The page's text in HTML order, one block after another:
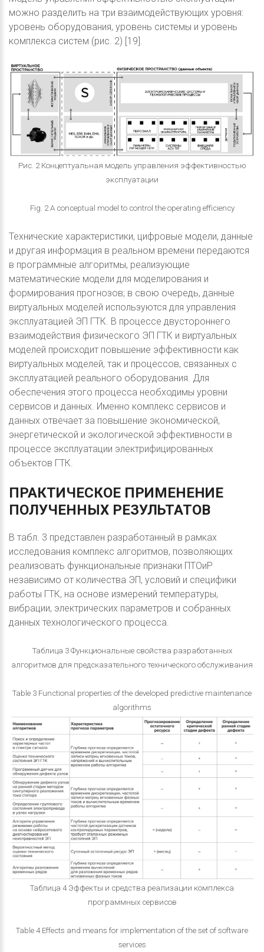
можно разделить на три взаимодействующих уровня:
уровень оборудования, уровень системы и уровень
комплекса систем (рис. 2) [19].
Рис. 2 Концептуальная модель управления эффективностью
эксплуатации
Fig. 2 A conceptual model to control the operating efficiency
Технические характеристики, цифровые модели, данные
и другая информация в реальном времени передаются
в программные алгоритмы, реализующие
математические модели для моделирования и
формирования прогнозов; в свою очередь, данные
виртуальных моделей используются для управления
эксплуатацией ЭП ГТК. В процессе двустороннего
взаимодействия физического ЭП ГТК и виртуальных
моделей происходит повышение эффективности как
виртуальных моделей, так и процессов, связанных с
эксплуатацией реального оборудования. Для
обеспечения этого процесса необходимы уровни
сервисов и данных. Именно комплекс сервисов и
данных отвечает за повышение экономической,
энергетической и экологической эффективности в
процессе эксплуатации электрифицированных
объектов ГТК.
ПРАКТИЧЕСКОЕ ПРИМЕНЕНИЕ
ПОЛУЧЕННЫХ РЕЗУЛЬТАТОВ
В табл. 3 представлен разработанный в рамках
исследования комплекс алгоритмов, позволяющих
реализовать функциональные признаки ПТОиР
независимо от количества ЭП, условий и специфики
работы ГТК, на основе измерений температуры,
вибрации, электрических параметров и собранных
данных технологического процесса.
Таблица 3 Функциональные свойства разработанных
алгоритмов для предсказательного технического обслуживания
Table 3 Functional properties of the developed predictive maintenance
algorithms
Таблица 4 Эффекты и средства реализации комплекса
программных сервисов
Table 4 Effects and means for implementation of the set of software
services